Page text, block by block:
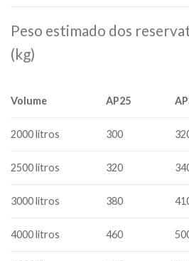
Peso estimado dos
(kg)
Volume AP25
2000 litros 300
2500 litros 320
3000 litros 380
4000 litros 460